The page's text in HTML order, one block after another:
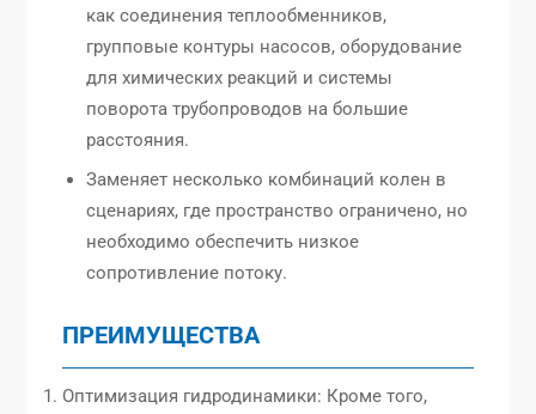
как соединения теплообменников,
групповые контуры насосов, оборудование
для химических реакций и системы
поворота трубопроводов на большие
расстояния.
Заменяет несколько комбинаций колен в
сценариях, где пространство ограничено, но
необходимо обеспечить низкое
сопротивление потоку.
ПРЕИМУЩЕСТВА
Оптимизация гидродинамики: Кроме того,